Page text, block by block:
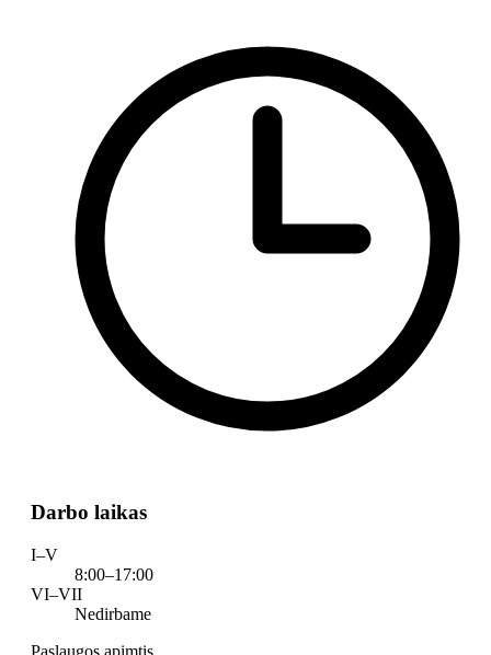
Darbo laikas
I–V
8:00–17:00
VI–VII
Nedirbame
Paslaugos apimtis